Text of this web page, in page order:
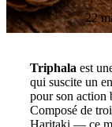
22
Triphala est
qui suscite un
pour son action
Composé de